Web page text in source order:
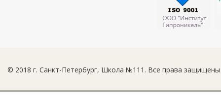
© 2018 г. Санкт-Петербург, Школа №111. Все права защищены